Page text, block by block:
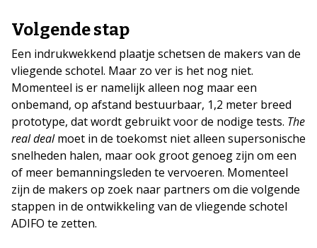
Volgende stap
Een indrukwekkend plaatje schetsen de makers van de
vliegende schotel. Maar zo ver is het nog niet.
Momenteel is er namelijk alleen nog maar een
onbemand, op afstand bestuurbaar, 1,2 meter breed
prototype, dat wordt gebruikt voor de nodige tests. The
real dealmoet in de toekomst niet alleen supersonische
snelheden halen, maar ook groot genoeg zijn om een
of meer bemanningsleden te vervoeren. Momenteel
zijn de makers op zoek naar partners om die volgende
stappen in de ontwikkeling van de vliegende schotel
ADIFO te zetten.